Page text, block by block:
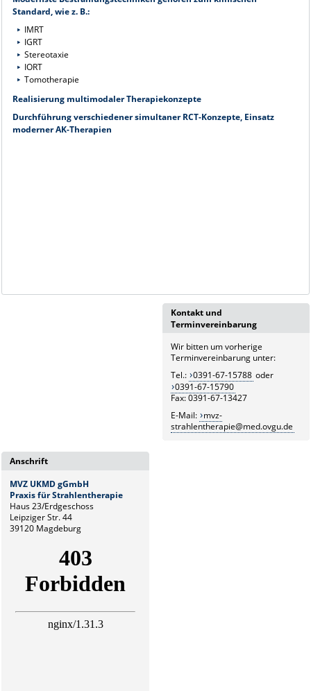
Standard, wie z. B.:
IMRT
IGRT
Stereotaxie
IORT
Tomotherapie
Realisierung multimodaler Therapiekonzepte
Durchführung verschiedener simultaner RCT-Konzepte, Einsatz
moderner AK-Therapien
Kontakt und
Terminvereinbarung
Wir bitten um vorherige
Terminvereinbarung unter:
Tel.: 0391-67-15788 oder
0391-67-15790
Fax: 0391-67-13427
E-Mail: mvz-
strahlentherapie@med.ovgu.de
Anschrift
MVZ UKMD gGmbH
Praxis für Strahlentherapie
Haus 23/Erdgeschoss
Leipziger Str. 44
39120 Magdeburg